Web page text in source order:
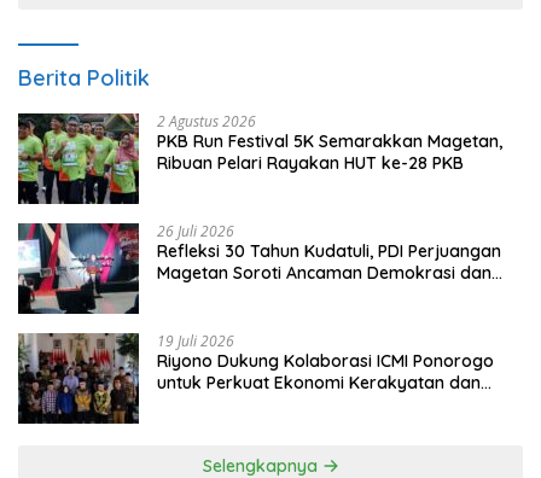
Berita Politik
2 Agustus 2026
PKB Run Festival 5K Semarakkan Magetan,
Ribuan Pelari Rayakan HUT ke-28 PKB
26 Juli 2026
Refleksi 30 Tahun Kudatuli, PDI Perjuangan
Magetan Soroti Ancaman Demokrasi dan
19 Juli 2026
Riyono Dukung Kolaborasi ICMI Ponorogo
untuk Perkuat Ekonomi Kerakyatan dan
Selengkapnya